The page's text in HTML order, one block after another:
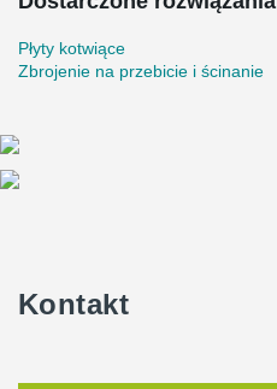
Płyty kotwiące
Zbrojenie na przebicie i ścinanie
Kontakt